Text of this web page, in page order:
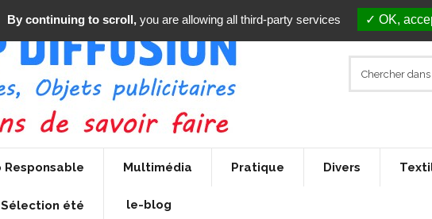
Responsable Multimédia Pratique Divers
Sélection été le-blog
By continuing to scroll,you are allowing all third-party services OK,